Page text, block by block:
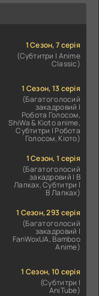
1 Сезон, 7 серія
(Субтитри | Anime
Classic)
1 Сезон, 13 серія
(Багатоголосий
закадровий |
Робота Голосом,
ShiWa & Kioto anime,
Субтитри | Робота
Голосом, Кіото)
1 Сезон, 1 серія
(Багатоголосий
закадровий | В
Лапках, Субтитри |
В Лапках)
1 Сезон, 293 серія
(Багатоголосий
закадровий |
FanWoxUA, Bamboo
Anime)
1 Сезон, 10 серія
(Субтитри |
AniTube)